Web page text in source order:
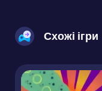
Схожі ігри